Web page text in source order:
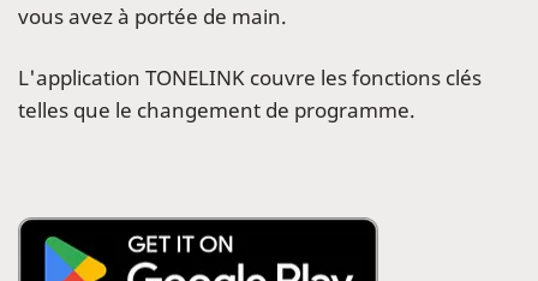
vous avez à portée de main.
L'application TONELINK couvre les fonctions clés
telles que le changement de programme.